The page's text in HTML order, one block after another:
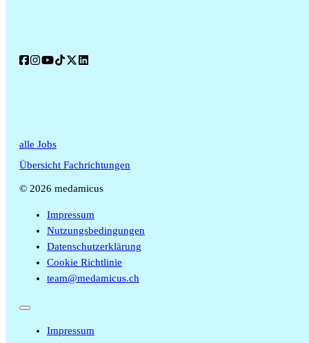
alle Jobs
Übersicht Fachrichtungen
© 2026 medamicus
Impressum
Nutzungsbedingungen
Datenschutzerklärung
Cookie Richtlinie
team@medamicus.ch
Impressum